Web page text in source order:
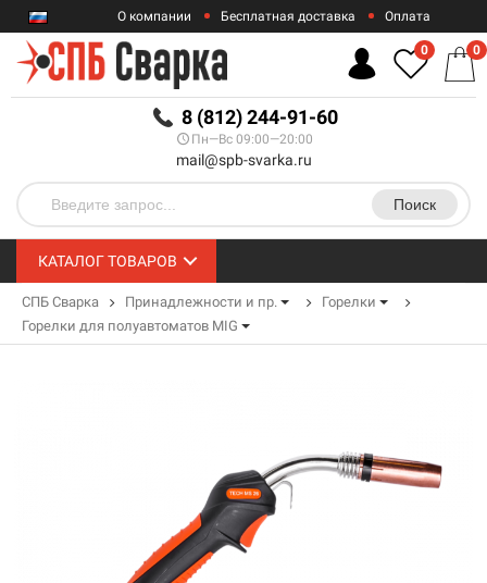
RUB
О компании Бесплатная доставка Оплата
Гарантии
8 (812) 244-91-60
Пн—Вс 09:00—20:00
mail@spb-svarka.ru
Поиск
0 0
КАТАЛОГ ТОВАРОВ
СПБ Сварка Принадлежности и пр.
Горелки
Горелки для полуавтоматов MIG